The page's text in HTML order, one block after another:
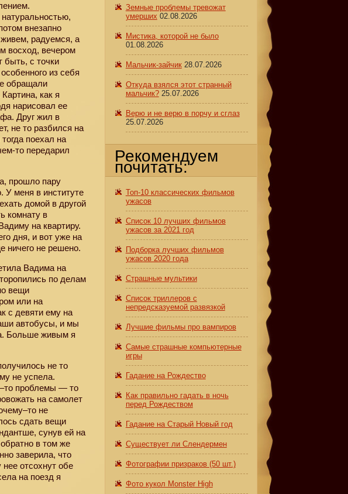
внезапно
живем, радуемся, а
восход, вечером
с точки
из себя
обращали
как я
нарисовал ее
Друг жил в
не то разбился на
поехал на
то передарил
прошло пару
У меня в институте
домой в другой
комнату в
на квартиру.
дня, и вот уже на
ничего не решено.
Вадима на
по делам
вещи
или на
с девяти ему на
автобусы, и мы
Больше живым я
не то
не успела.
проблемы — то
на самолет
не
сдать вещи
сунув ей на
в том же
заверила, что
отсохнут обе
на поезд я
Земные проблемы тревожат
умерших 02.08.2026
Мистика, которой не было
01.08.2026
Мальчик-зайчик 28.07.2026
Откуда взялся этот странный
мальчик? 25.07.2026
Верю и не верю в порчу и сглаз
25.07.2026
Рекомендуем
почитать:
Топ-10 классических фильмов
ужасов
Список 10 лучших фильмов
ужасов за 2021 год
Подборка лучших фильмов
ужасов 2020 года
Страшные мультики
Список триллеров с
непредсказуемой развязкой
Лучшие фильмы про вампиров
Самые страшные компьютерные
игры
Гадание на Рождество
Как правильно гадать в ночь
перед Рождеством
Гадание на Старый Новый год
Существует ли Слендермен
Фотографии призраков (50 шт.)
Фото кукол Monster High